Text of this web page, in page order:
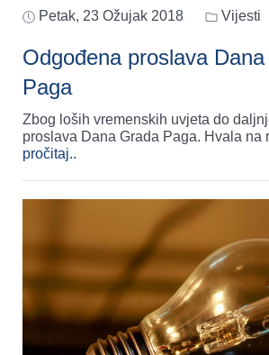
Petak, 23 Ožujak 2018 Vijesti
Odgođena proslava
Paga
Zbog loših vremenskih uvjeta do
proslava Dana Grada Paga. Hvala na
pročitaj..